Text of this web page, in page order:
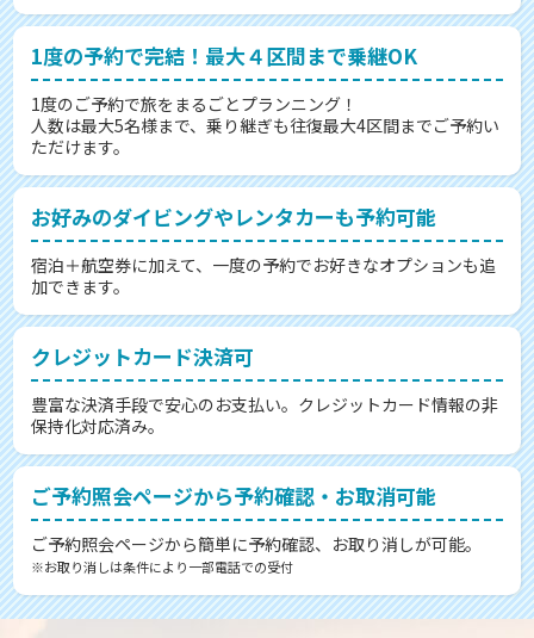
1度の予約で完結！最大４区間まで乗継OK
1度のご予約で旅をまるごとプランニング！
人数は最大5名様まで、乗り継ぎも往復最大4区間までご予約い
ただけます。
お好みのダイビングやレンタカーも予約可能
宿泊＋航空券に加えて、一度の予約でお好きなオプションも追
加できます。
クレジットカード決済可
豊富な決済手段で安心のお支払い。クレジットカード情報の非
保持化対応済み。
ご予約照会ページから予約確認・お取消可能
ご予約照会ページから簡単に予約確認、お取り消しが可能。
※お取り消しは条件により一部電話での受付